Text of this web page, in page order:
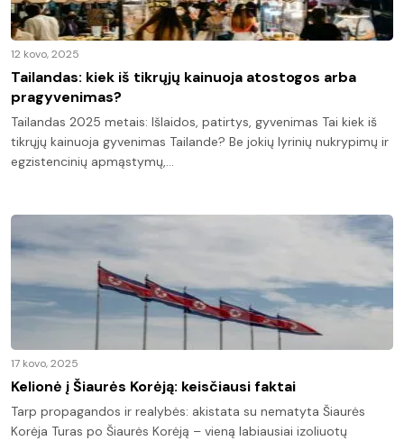
12 kovo, 2025
Tailandas: kiek iš tikrųjų kainuoja atostogos arba
pragyvenimas?
Tailandas 2025 metais: Išlaidos, patirtys, gyvenimas Tai kiek iš
tikrųjų kainuoja gyvenimas Tailande? Be jokių lyrinių nukrypimų ir
egzistencinių apmąstymų,…
17 kovo, 2025
Kelionė į Šiaurės Korėją: keisčiausi faktai
Tarp propagandos ir realybės: akistata su nematyta Šiaurės
Korėja Turas po Šiaurės Korėją – vieną labiausiai izoliuotų